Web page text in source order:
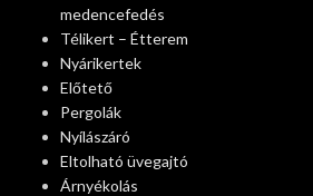
medencefedés
Télikert – Étterem
Nyárikertek
Előtető
Pergolák
Nyílászáró
Eltolható üvegajtó
Árnyékolás